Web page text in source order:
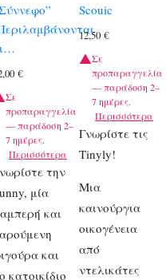
€
Σε
προπαραγγελία
— παράδοση 2–
7 ημέρες.
Περισσότερα
την
μία
και
και
κατοικίδιο
Scouic
12,50€
Σε
προπαραγγελία
— παράδοση 2–
7 ημέρες.
Περισσότερα
Γνωρίστε τις
Tinyly!
Μια
καινούργια
οικογένεια
από
ντελικάτες